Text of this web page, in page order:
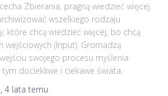
Zbierania, pragną wiedzieć więcej.
wszelkiego rodzaju
które chcą wiedzieć więcej, bo chcą
wejściowych (Input). Gromadzą
swojego procesu myślenia
dociekliwe i ciekawe świata.
, 4 lata temu